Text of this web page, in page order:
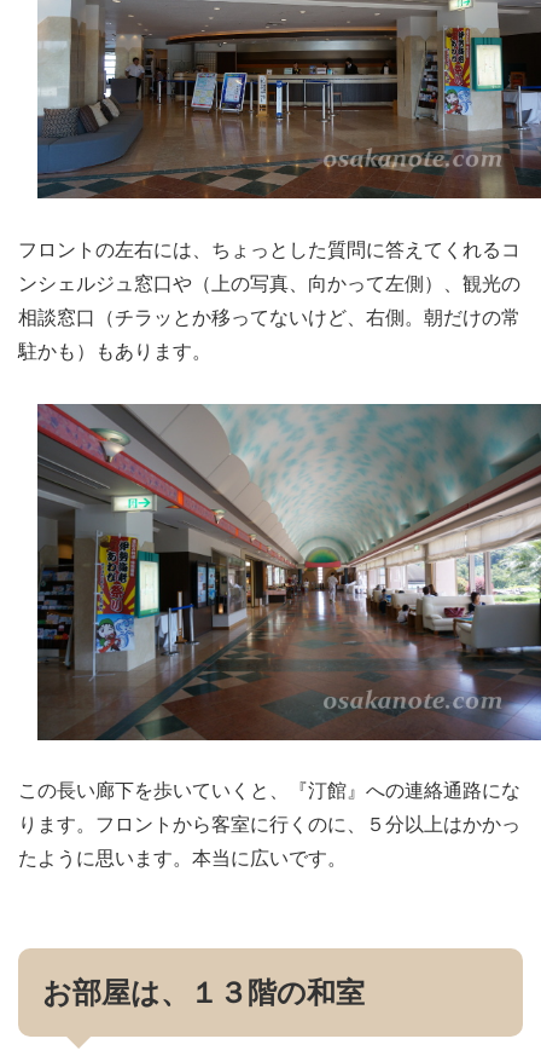
フロントの左右には、ちょっとした質問に答えてくれるコ
ンシェルジュ窓口や（上の写真、向かって左側）、観光の
相談窓口（チラッとか移ってないけど、右側。朝だけの常
駐かも）もあります。
この長い廊下を歩いていくと、『汀館』への連絡通路にな
ります。フロントから客室に行くのに、５分以上はかかっ
たように思います。本当に広いです。
お部屋は、１３階の和室